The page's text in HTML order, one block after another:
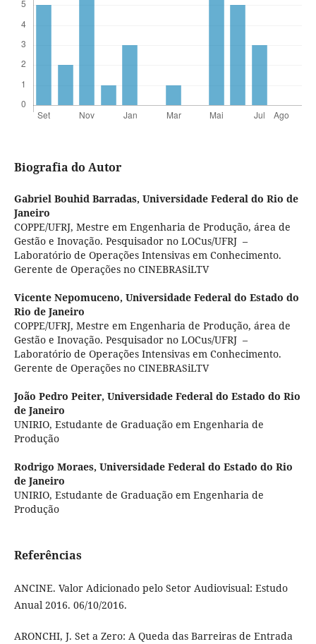
Biografia do Autor
Gabriel Bouhid Barradas, Universidade Federal do Rio de
Janeiro
COPPE/UFRJ, Mestre em Engenharia de Produção, área de
Gestão e Inovação. Pesquisador no LOCus/UFRJ –
Laboratório de Operações Intensivas em Conhecimento.
Gerente de Operações no CINEBRASiLTV
Vicente Nepomuceno, Universidade Federal do Estado do
Rio de Janeiro
COPPE/UFRJ, Mestre em Engenharia de Produção, área de
Gestão e Inovação. Pesquisador no LOCus/UFRJ –
Laboratório de Operações Intensivas em Conhecimento.
Gerente de Operações no CINEBRASiLTV
João Pedro Peiter, Universidade Federal do Estado do Rio
de Janeiro
UNIRIO, Estudante de Graduação em Engenharia de
Produção
Rodrigo Moraes, Universidade Federal do Estado do Rio
de Janeiro
UNIRIO, Estudante de Graduação em Engenharia de
Produção
Referências
ANCINE. Valor Adicionado pelo Setor Audiovisual: Estudo
Anual 2016. 06/10/2016.
ARONCHI, J. Set a Zero: A Queda das Barreiras de Entrada